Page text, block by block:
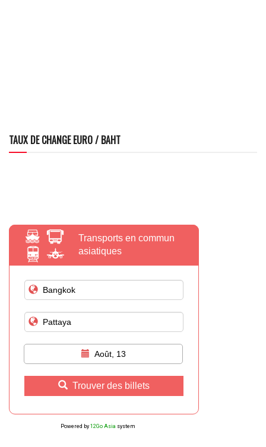
TAUX DE CHANGE EURO / BAHT
Transports en commun
asiatiques
Août, 13
Trouver des billets
Powered by 12Go Asia system